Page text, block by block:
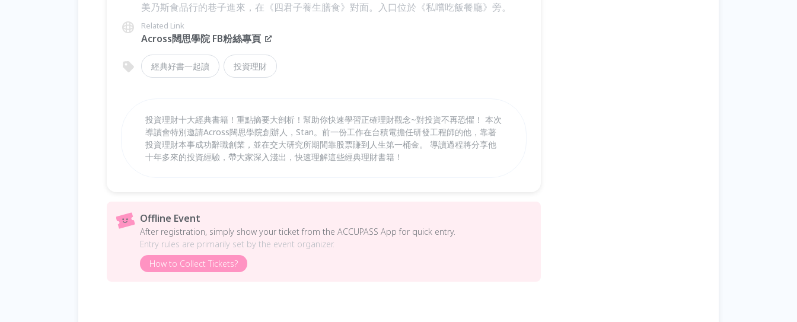
美乃斯食品行的巷子進來，在《四君子養生膳食》對面。入口位於《私嚐吃飯餐廳》旁。
Related Link
Across闊思學院 FB粉絲專頁
經典好書一起讀 投資理財
投資理財十大經典書籍！重點摘要大剖析！幫助你快速學習正確理財觀念~對投資不再恐懼！ 本次
導讀會特別邀請Across闊思學院創辦人，Stan。前一份工作在台積電擔任研發工程師的他，靠著
投資理財本事成功辭職創業，並在交大研究所期間靠股票賺到人生第一桶金。 導讀過程將分享他
十年多來的投資經驗，帶大家深入淺出，快速理解這些經典理財書籍！
Offline Event
After registration, simply show your ticket from the ACCUPASS App for quick entry.
Entry rules are primarily set by the event organizer.
How to Collect Tickets?